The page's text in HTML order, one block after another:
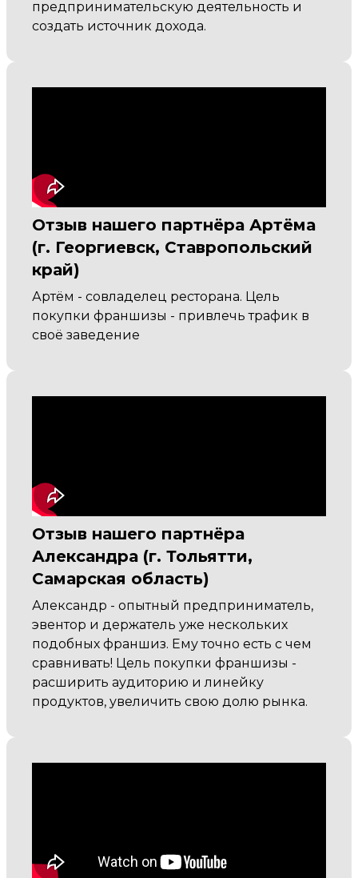
предпринимательскую деятельность и
создать источник дохода.
Отзыв нашего партнёра Артёма
(г. Георгиевск, Ставропольский
край)
Артём - совладелец ресторана. Цель
покупки франшизы - привлечь трафик в
своё заведение
Отзыв нашего партнёра
Александра (г. Тольятти,
Самарская область)
Александр - опытный предприниматель,
эвентор и держатель уже нескольких
подобных франшиз. Ему точно есть с чем
сравнивать! Цель покупки франшизы -
расширить аудиторию и линейку
продуктов, увеличить свою долю рынка.